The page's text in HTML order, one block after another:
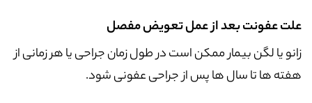
علت عفونت بعد از عمل تعویض مفصل
زانو یا لگن بیمار ممکن است در طول زمان جراحی یا هر زمانی از
هفته ها تا سال ها پس از جراحی عفونی شود.